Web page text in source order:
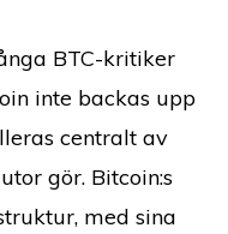
BTC-kritiker
inte backas upp
centralt av
gör. Bitcoin:s
med sina